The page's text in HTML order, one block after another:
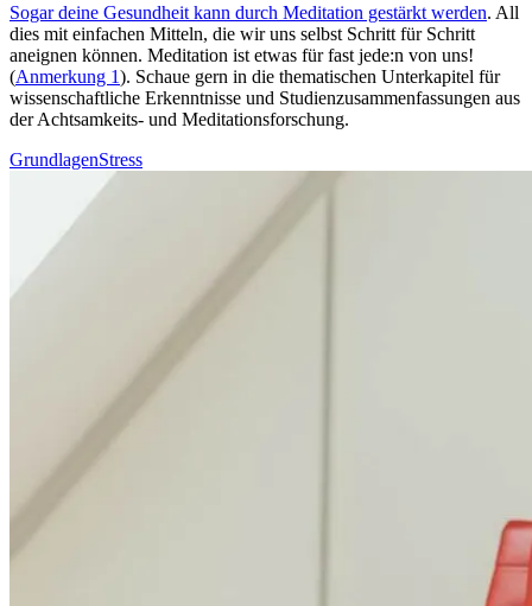
Sogar deine Gesund­heit kann durch Medi­ta­tion gestärkt werden. All
dies mit ein­fa­chen Mit­teln, die wir uns selbst Schritt für Schritt
aneignen können. Meditation ist etwas für fast jede:n von uns!
(Anmerkung 1). Schaue gern in die thematischen Unterkapitel für
wissenschaftliche Erkenntnisse und Studienzusammenfassungen aus
der Achtsamkeits- und Meditationsforschung.
GrundlagenStress